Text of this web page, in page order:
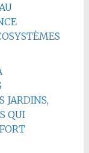
JARDINS,
QUI